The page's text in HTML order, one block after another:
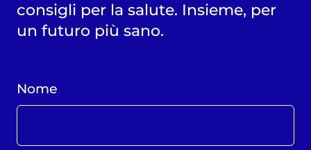
consigli per la salute. Insieme, per
un futuro più sano.
Nome